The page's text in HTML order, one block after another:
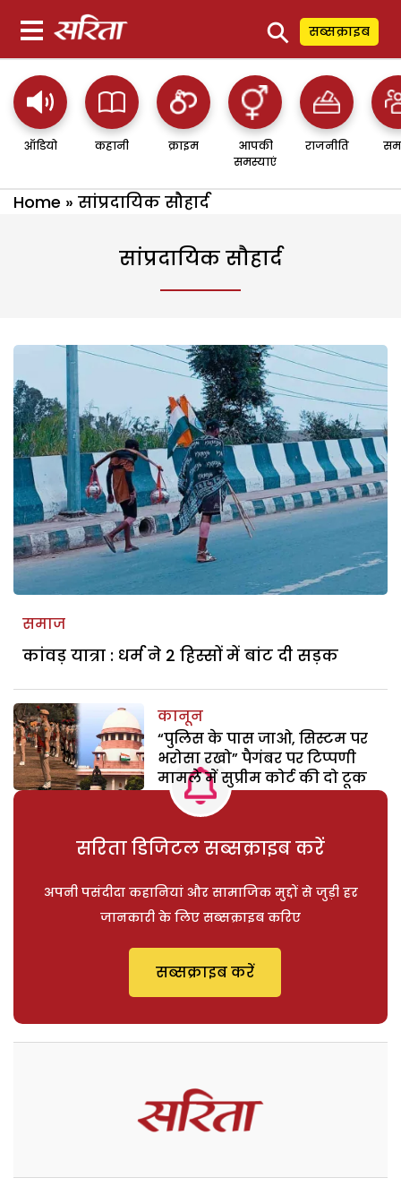
⚲ सब्सक्राइब
ऑडियो कहानी क्राइम
आपकी
समस्याएं
राजनीति
Home » सांप्रदायिक सौहार्द
सांप्रदायिक सौहार्द
समाज
कांवड़ यात्रा : धर्म ने 2 हिस्सों में बांट दी सड़क
कानून
“पुलिस के पास जाओ, सिस्टम पर
भरोसा रखो” पैगंबर पर टिप्पणी
मामले में सुप्रीम कोर्ट की दो टूक
सरिता डिजिटल सब्सक्राइब करें
अपनी पसंदीदा कहानियां और सामाजिक मुद्दों से जुड़ी हर
जानकारी के लिए सब्सक्राइब करिए
सब्सक्राइब करें